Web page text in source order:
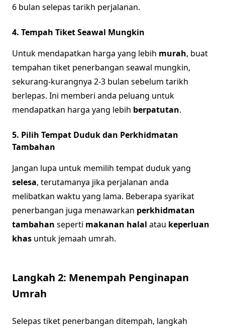
6 bulan selepas tarikh perjalanan.
4. Tempah Tiket Seawal Mungkin
Untuk mendapatkan harga yang lebih murah, buat
tempahan tiket penerbangan seawal mungkin,
sekurang-kurangnya 2-3 bulan sebelum tarikh
berlepas. Ini memberi anda peluang untuk
mendapatkan harga yang lebih berpatutan.
5. Pilih Tempat Duduk dan Perkhidmatan
Tambahan
Jangan lupa untuk memilih tempat duduk yang
selesa, terutamanya jika perjalanan anda
melibatkan waktu yang lama. Beberapa syarikat
penerbangan juga menawarkan perkhidmatan
tambahan seperti makanan halal atau keperluan
khas untuk jemaah umrah.
Langkah 2: Menempah Penginapan
Umrah
Selepas tiket penerbangan ditempah, langkah